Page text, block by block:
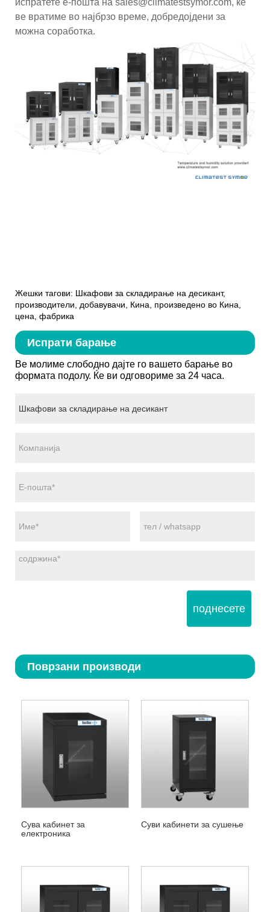
ве вратиме во најбрзо време, добредојдени за
можна соработка.
Жешки тагови: Шкафови за складирање на десикант,
производители, добавувачи, Кина, произведено во Кина,
цена, фабрика
Испрати барање
Ве молиме слободно дајте го вашето барање во
формата подолу. Ќе ви одговориме за 24 часа.
поднесете
Поврзани производи
Сува кабинет за
електроника
Суви кабинети за сушење